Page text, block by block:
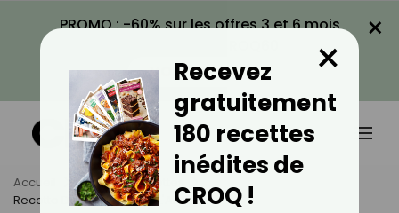
PROMO : -60% sur les offres 3 et 6 mois
VOIR LA PROMO
×
Accueil Actus
Recettes
Recette Des Pancakes À L'Air Fryer
Recevez
gratuitement
180 recettes
inédites de
CROQ !
×